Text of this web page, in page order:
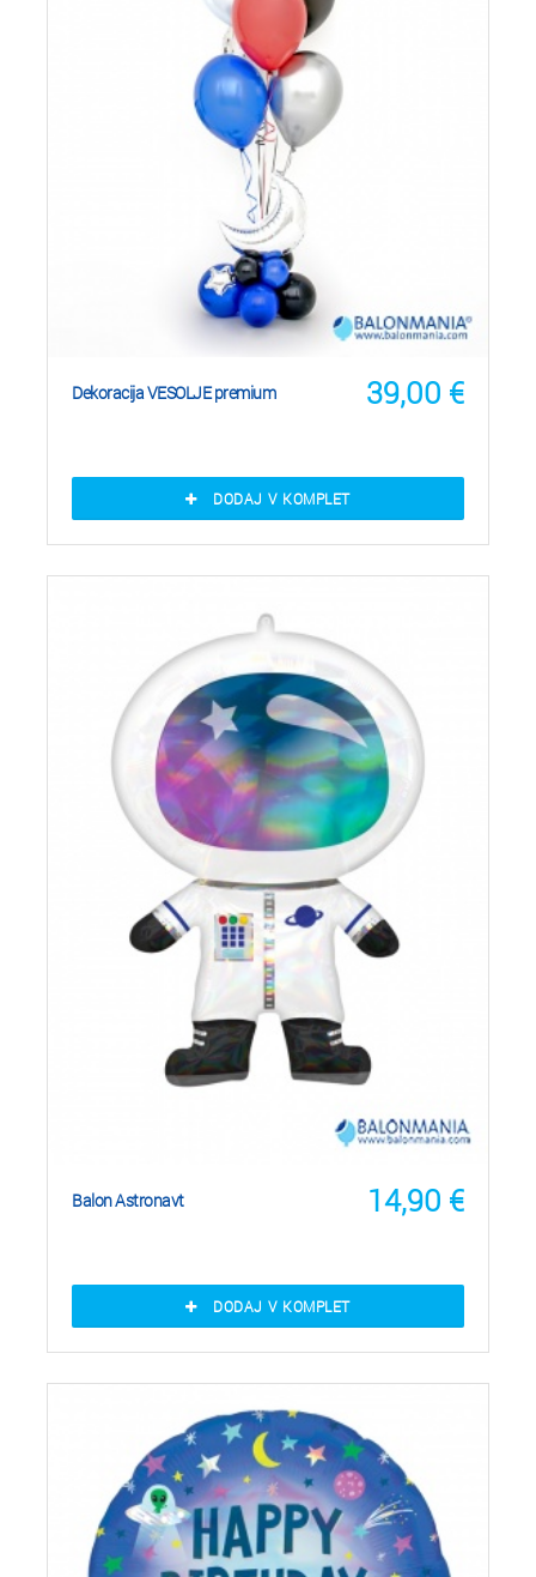
39,00 €
Dekoracija VESOLJE premium
DODAJ V KOMPLET
14,90 €
Balon Astronavt
DODAJ V KOMPLET